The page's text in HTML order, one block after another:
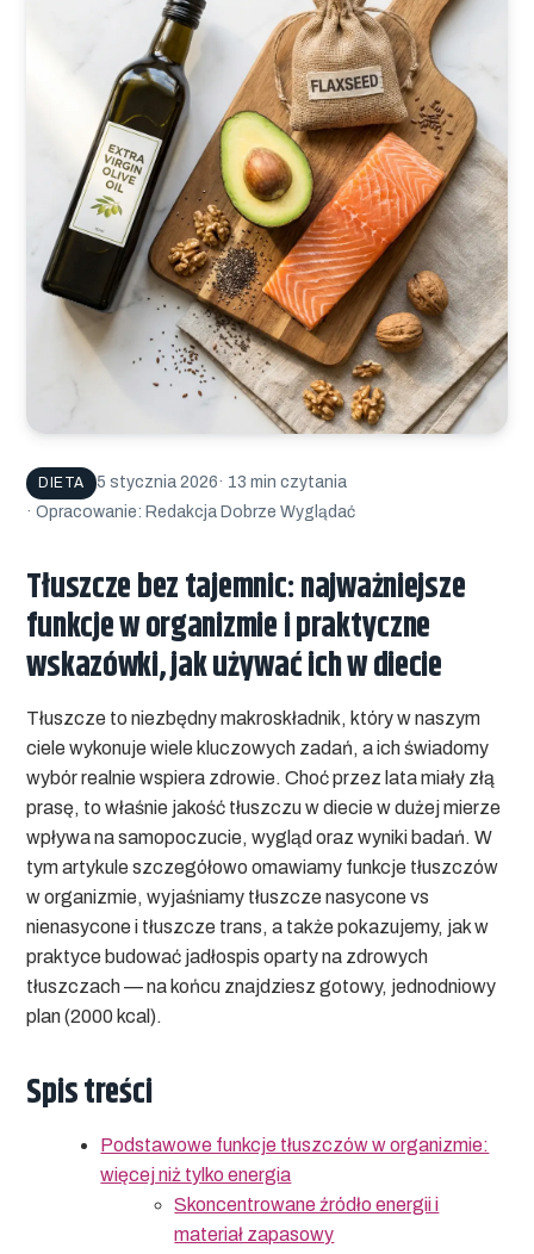
DIETA 5 stycznia 2026· 13 min czytania
· Opracowanie: Redakcja Dobrze Wyglądać
Tłuszcze bez tajemnic: najważniejsze
funkcje w organizmie i praktyczne
wskazówki, jak używać ich w diecie
Tłuszcze to niezbędny makroskładnik, który w naszym
ciele wykonuje wiele kluczowych zadań, a ich świadomy
wybór realnie wspiera zdrowie. Choć przez lata miały złą
prasę, to właśnie jakość tłuszczu w diecie w dużej mierze
wpływa na samopoczucie, wygląd oraz wyniki badań. W
tym artykule szczegółowo omawiamy funkcje tłuszczów
w organizmie, wyjaśniamy tłuszcze nasycone vs
nienasyconei tłuszcze trans, a także pokazujemy, jak w
praktyce budować jadłospis oparty na zdrowych
tłuszczach— na końcu znajdziesz gotowy, jednodniowy
plan (2000 kcal).
Spis treści
Podstawowe funkcje tłuszczów w organizmie:
więcej niż tylko energia
Skoncentrowane źródło energii i
materiał zapasowy